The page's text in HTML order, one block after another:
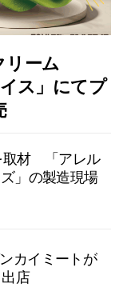
リーム
ス」にてプ
取材 「アレル
」の製造現場
カイミートが
店